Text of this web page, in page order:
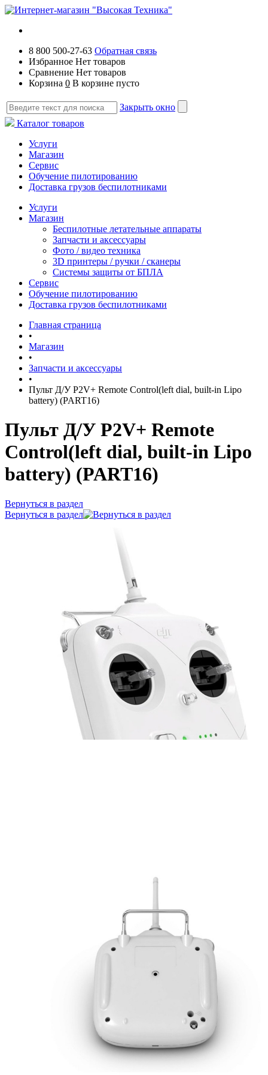
8 800 500-27-63 Обратная связь
Избранное Нет товаров
Сравнение Нет товаров
Корзина 0 В корзине пусто
Закрыть окно
Каталог товаров
Услуги
Магазин
Сервис
Обучение пилотированию
Доставка грузов беспилотниками
Услуги
Магазин
Беспилотные летательные аппараты
Запчасти и аксессуары
Фото / видео техника
3D принтеры / ручки / сканеры
Системы защиты от БПЛА
Сервис
Обучение пилотированию
Доставка грузов беспилотниками
Главная страница
•
Магазин
•
Запчасти и аксессуары
•
Пульт Д/У P2V+ Remote Control(left dial, built-in Lipo
battery) (PART16)
Пульт Д/У P2V+ Remote
Control(left dial, built-in Lipo
battery) (PART16)
Вернуться в раздел
Вернуться в раздел